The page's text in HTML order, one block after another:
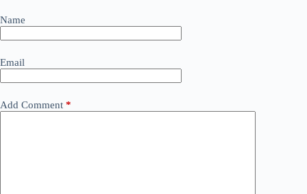
Name
Email
Add Comment *